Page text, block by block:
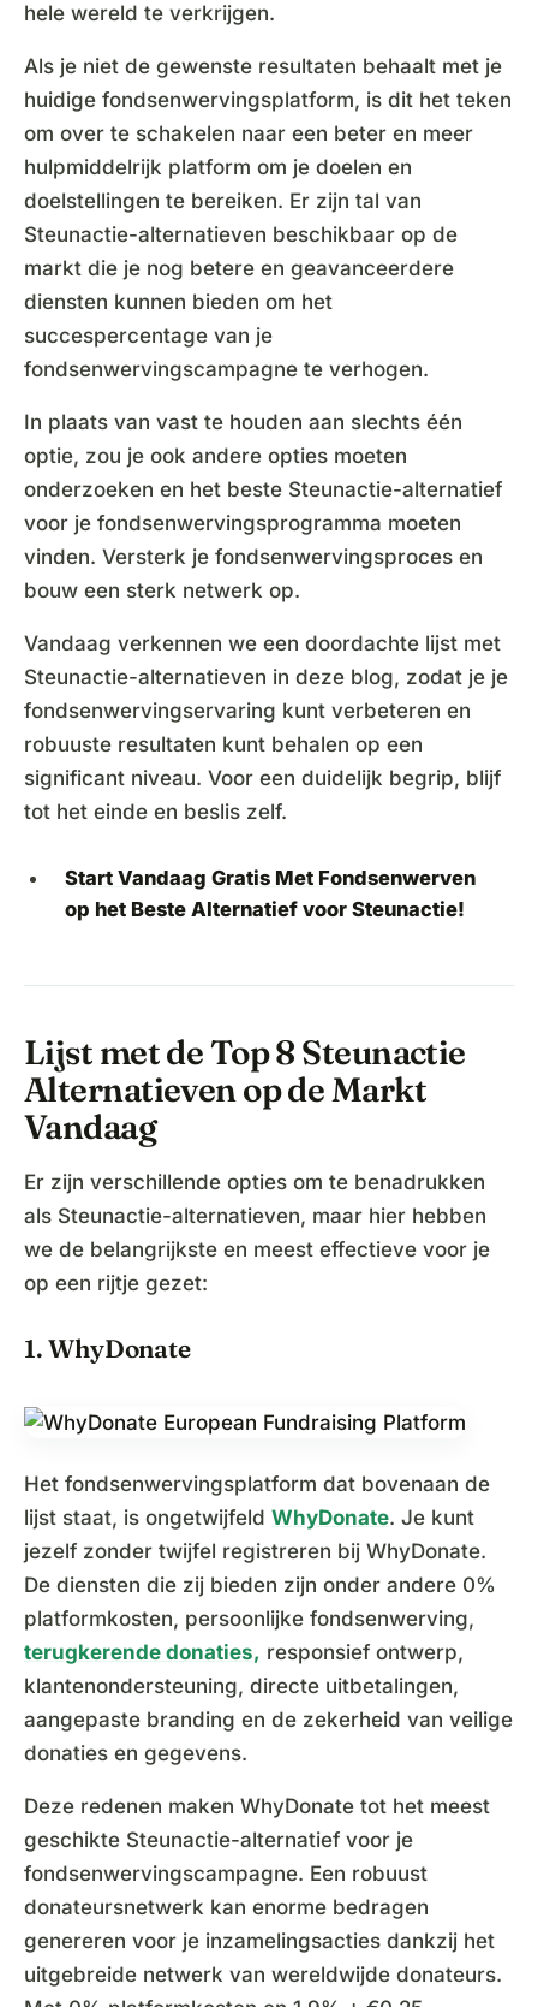
hele wereld te verkrijgen.
Als je niet de gewenste resultaten behaalt met je
huidige fondsenwervingsplatform, is dit het teken
om over te schakelen naar een beter en meer
hulpmiddelrijk platform om je doelen en
doelstellingen te bereiken. Er zijn tal van
Steunactie-alternatieven beschikbaar op de
markt die je nog betere en geavanceerdere
diensten kunnen bieden om het
succespercentage van je
fondsenwervingscampagne te verhogen.
In plaats van vast te houden aan slechts één
optie, zou je ook andere opties moeten
onderzoeken en het beste Steunactie-alternatief
voor je fondsenwervingsprogramma moeten
vinden. Versterk je fondsenwervingsproces en
bouw een sterk netwerk op.
Vandaag verkennen we een doordachte lijst met
Steunactie-alternatieven in deze blog, zodat je je
fondsenwervingservaring kunt verbeteren en
robuuste resultaten kunt behalen op een
significant niveau. Voor een duidelijk begrip, blijf
tot het einde en beslis zelf.
Start Vandaag Gratis Met Fondsenwerven
op het Beste Alternatief voor Steunactie!
Lijst met de Top 8 Steunactie
Alternatieven op de Markt
Vandaag
Er zijn verschillende opties om te benadrukken
als Steunactie-alternatieven, maar hier hebben
we de belangrijkste en meest effectieve voor je
op een rijtje gezet:
1. WhyDonate
Het fondsenwervingsplatform dat bovenaan de
lijst staat, is ongetwijfeld WhyDonate. Je kunt
jezelf zonder twijfel registreren bij WhyDonate.
De diensten die zij bieden zijn onder andere 0%
platformkosten, persoonlijke fondsenwerving,
terugkerende donaties, responsief ontwerp,
klantenondersteuning, directe uitbetalingen,
aangepaste branding en de zekerheid van veilige
donaties en gegevens.
Deze redenen maken WhyDonate tot het meest
geschikte Steunactie-alternatief voor je
fondsenwervingscampagne. Een robuust
donateursnetwerk kan enorme bedragen
genereren voor je inzamelingsacties dankzij het
uitgebreide netwerk van wereldwijde donateurs.